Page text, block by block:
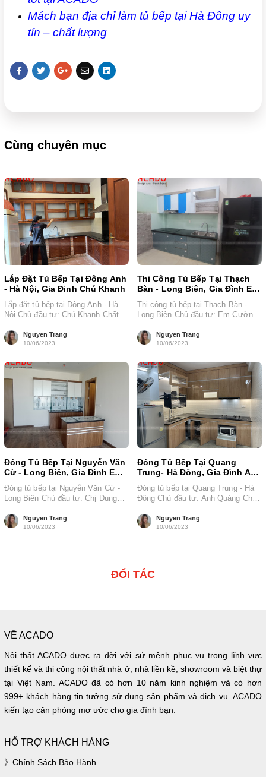
Mách bạn địa chỉ làm tủ bếp tại Hà Đông uy
tín – chất lượng
Cùng chuyên mục
Lắp Đặt Tủ Bếp Tại Đông Anh
- Hà Nội, Gia Đinh Chú Khanh
Lắp đặt tủ bếp tại Đông Anh - Hà
Nội Chủ đầu tư: Chú Khanh Chất
Nguyen Trang
10/06/2023
Thi Công Tủ Bếp Tại Thạch
Bàn - Long Biên, Gia Đình Em
Thi công tủ bếp tại Thạch Bàn -
Long Biên Chủ đầu tư: Em Cường
Nguyen Trang
10/06/2023
Đóng Tủ Bếp Tại Nguyễn Văn
Cừ - Long Biên, Gia Đình Em
Đóng tủ bếp tại Nguyễn Văn Cừ -
Long Biên Chủ đầu tư: Chị Dung
Nguyen Trang
10/06/2023
Đóng Tủ Bếp Tại Quang
Trung- Hà Đông, Gia Đình Anh
Đóng tủ bếp tại Quang Trung - Hà
Đông Chủ đầu tư: Anh Quảng Chất
Nguyen Trang
10/06/2023
ĐỐI TÁC
VỀ ACADO
Nội thất ACADO được ra đời với sứ mệnh phục vụ trong lĩnh vực
thiết kế và thi công nội thất nhà ở, nhà liền kề, showroom và biệt thự
tại Việt Nam. ACADO đã có hơn 10 năm kinh nghiệm và có hơn
999+ khách hàng tin tưởng sử dụng sản phẩm và dịch vụ. ACADO
kiến tạo căn phòng mơ ước cho gia đình bạn.
HỖ TRỢ KHÁCH HÀNG
Chính Sách Bảo Hành